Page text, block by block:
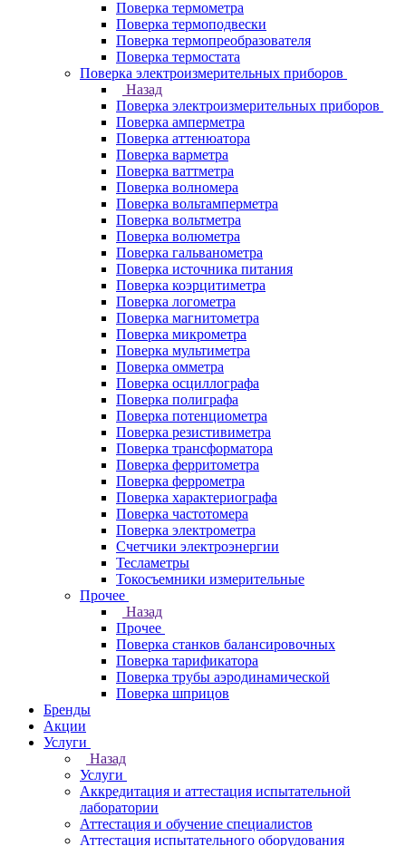
Поверка термометра
Поверка термоподвески
Поверка термопреобразователя
Поверка термостата
Поверка электроизмерительных приборов
Назад
Поверка электроизмерительных приборов
Поверка амперметра
Поверка аттенюатора
Поверка варметра
Поверка ваттметра
Поверка волномера
Поверка вольтамперметра
Поверка вольтметра
Поверка волюметра
Поверка гальванометра
Поверка источника питания
Поверка коэрцитиметра
Поверка логометра
Поверка магнитометра
Поверка микрометра
Поверка мультиметра
Поверка омметра
Поверка осциллографа
Поверка полиграфа
Поверка потенциометра
Поверка резистивиметра
Поверка трансформатора
Поверка ферритометра
Поверка феррометра
Поверка характериографа
Поверка частотомера
Поверка электрометра
Счетчики электроэнергии
Тесламетры
Токосъемники измерительные
Прочее
Назад
Прочее
Поверка станков балансировочных
Поверка тарификатора
Поверка трубы аэродинамической
Поверка шприцов
Бренды
Акции
Услуги
Назад
Услуги
Аккредитация и аттестация испытательной
лаборатории
Аттестация и обучение специалистов
Аттестация испытательного оборудования